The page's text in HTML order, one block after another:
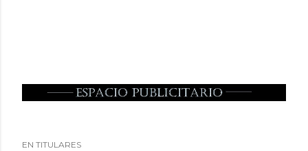
EN TITULARES